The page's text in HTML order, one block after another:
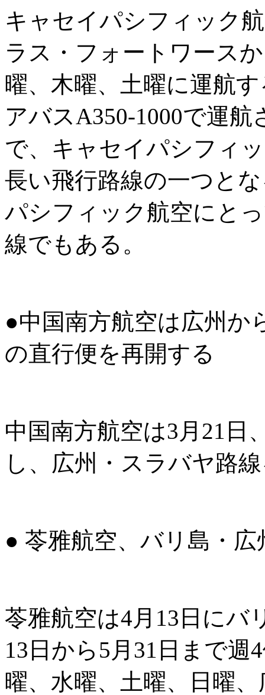
キャセイパシフィック
ラス・フォートワース
曜、木曜、土曜に運航
アバスA350-1000で運
で、キャセイパシフィ
長い飛行路線の一つと
パシフィック航空にと
線でもある。
●中国南方航空は広州か
の直行便を再開する
中国南方航空は3月21日
し、広州・スラバヤ路
● 苓雅航空、バリ島・広
苓雅航空は4月13日にバ
13日から5月31日まで週
曜、水曜、土曜、日曜